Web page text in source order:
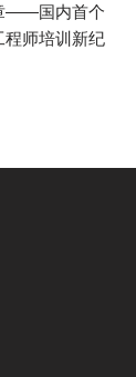
——国内首个
程师培训新纪